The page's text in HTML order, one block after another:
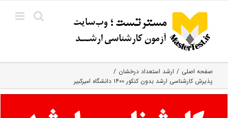
content
صفحه اصلی
ارشد استعداد درخشان
پذیرش کارشناسی ارشد بدون کنکور ۱۴۰۰ دانشگاه امیرکبیر